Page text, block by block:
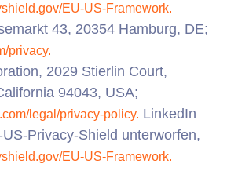
EU-US-Framework.
43, 20354 Hamburg, DE;
privacy.
2029 Stierlin Court,
94043, USA;
legal/privacy-policy. LinkedIn
Privacy-Shield unterworfen,
EU-US-Framework.